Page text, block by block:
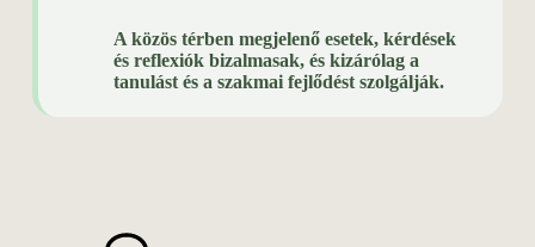
A közös térben megjelenő esetek, kérdések
és reflexiók bizalmasak, és kizárólag a
tanulást és a szakmai fejlődést szolgálják.